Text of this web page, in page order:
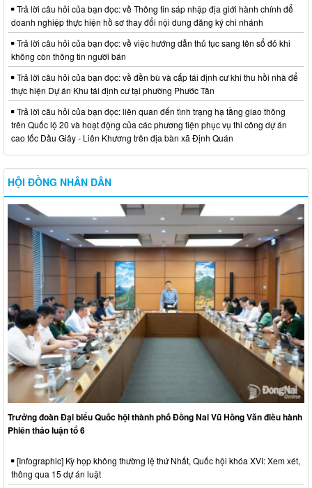
Trả lời câu hỏi của bạn đọc: về Thông tin sáp nhập địa giới hành chính để
doanh nghiệp thực hiện hồ sơ thay đổi nội dung đăng ký chi nhánh
Trả lời câu hỏi của bạn đọc: về việc hướng dẫn thủ tục sang tên sổ đỏ khi
không còn thông tin người bán
Trả lời câu hỏi của bạn đọc: về đền bù và cấp tái định cư khi thu hồi nhà để
thực hiện Dự án Khu tái định cư tại phường Phước Tân
Trả lời câu hỏi của bạn đọc: liên quan đến tình trạng hạ tầng giao thông
trên Quốc lộ 20 và hoạt động của các phương tiện phục vụ thi công dự án
cao tốc Dầu Giây - Liên Khương trên địa bàn xã Định Quán
HỘI ĐỒNG NHÂN DÂN
Trưởng đoàn Đại biểu Quốc hội thành phố Đồng Nai Vũ Hồng Văn điều hành
Phiên thảo luận tổ 6
[Infographic] Kỳ họp không thường lệ thứ Nhất, Quốc hội khóa XVI: Xem xét,
thông qua 15 dự án luật